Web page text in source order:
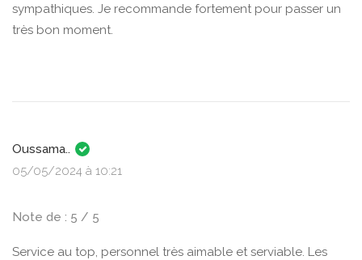
sympathiques. Je recommande fortement pour passer un
très bon moment.
Oussama..
05/05/2024 à 10:21
Note de : 5 / 5
Service au top, personnel très aimable et serviable. Les